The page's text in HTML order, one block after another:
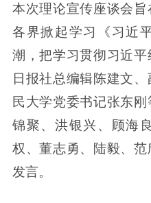
本次理论宣传座谈会
各界掀起学习《习近
潮，把学习贯彻习近
日报社总编辑陈建文
民大学党委书记张东
锦聚、洪银兴、顾海
权、董志勇、陆毅、
发言。